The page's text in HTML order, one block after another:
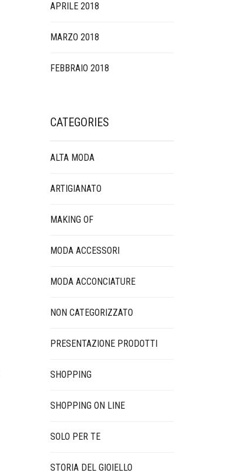
APRILE 2018
MARZO 2018
FEBBRAIO 2018
CATEGORIES
ALTA MODA
ARTIGIANATO
MAKING OF
MODA ACCESSORI
MODA ACCONCIATURE
NON CATEGORIZZATO
PRESENTAZIONE PRODOTTI
SHOPPING
SHOPPING ON LINE
SOLO PER TE
STORIA DEL GIOIELLO